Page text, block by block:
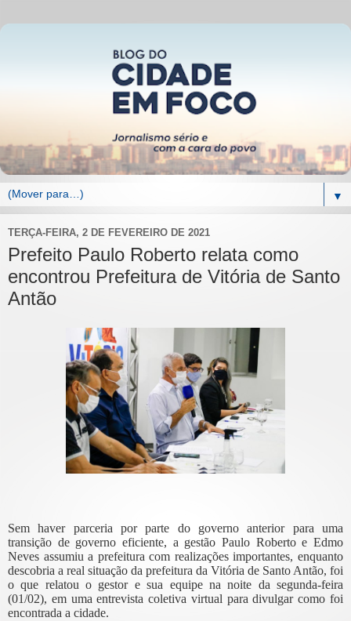
▼
TERÇA-FEIRA, 2 DE FEVEREIRO DE 2021
Prefeito Paulo Roberto relata como
encontrou Prefeitura de Vitória de Santo
Antão
Sem haver parceria por parte do governo anterior para uma
transição de governo eficiente, a gestão Paulo Roberto e Edmo
Neves assumiu a prefeitura com realizações importantes, enquanto
descobria a real situação da prefeitura da Vitória de Santo Antão, foi
o que relatou o gestor e sua equipe na noite da segunda-feira
(01/02), em uma entrevista coletiva virtual para divulgar como foi
encontrada a cidade.